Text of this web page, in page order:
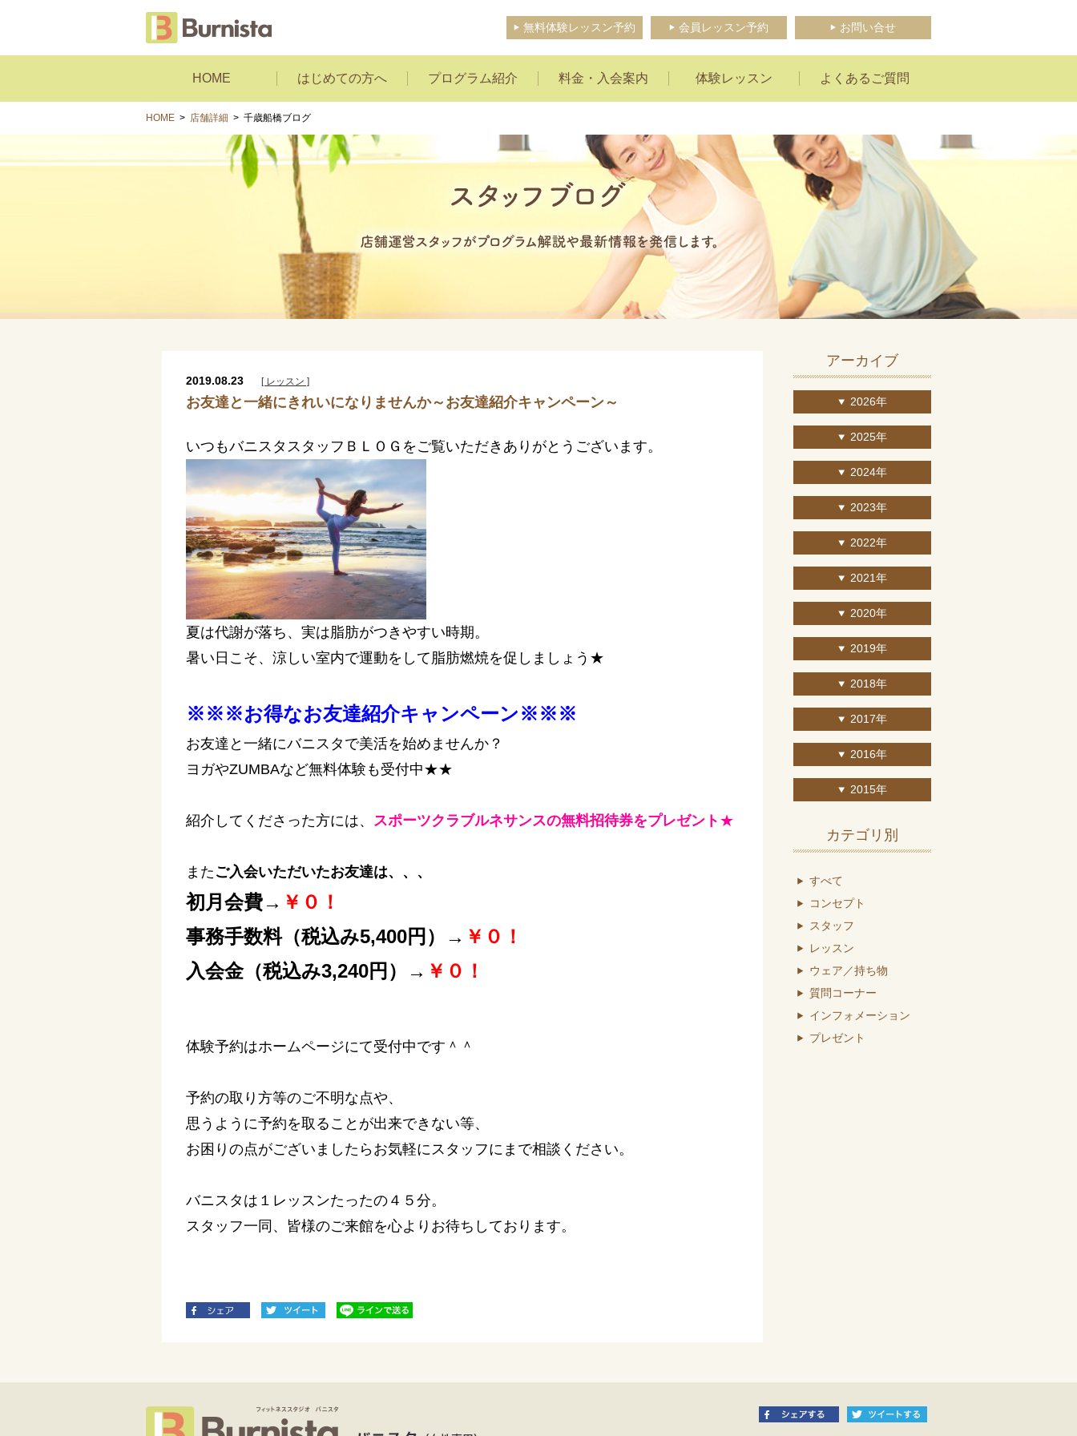
無料体験レッスン予約 会員レッスン予約 お問い合せ
HOME はじめての方へ プログラム紹介 料金・入会案内 体験レッスン よくあるご質問
HOME > 店舗詳細 > 千歳船橋ブログ
2019.08.23 [ レッスン ]
お友達と一緒にきれいになりませんか～お友達紹介キャンペーン～
いつもバニスタスタッフＢＬＯＧをご覧いただきありがとうございます。
夏は代謝が落ち、実は脂肪がつきやすい時期。
暑い日こそ、涼しい室内で運動をして脂肪燃焼を促しましょう★
※※※お得なお友達紹介キャンペーン※※※
お友達と一緒にバニスタで美活を始めませんか？
ヨガやZUMBAなど無料体験も受付中★★
紹介してくださった方には、 スポーツクラブルネサンスの無料招待券をプレゼント ★
また ご入会いただいたお友達は、、、
初月会費→ ￥０！
事務手数料（税込み5,400円）→ ￥０！
入会金（税込み3,240円）→ ￥０！
体験予約はホームページにて受付中です ＾＾
予約の取り方等のご不明な点や、
思うように予約を取ることが出来できない等、
お困りの点がございましたらお気軽にスタッフにまで相談ください。
バニスタは１レッスンたったの４５分。
スタッフ一同、皆様のご来館を心よりお待ちしております。
アーカイブ
2026年
2025年
2024年
2023年
2022年
2021年
2020年
2019年
2018年
2017年
2016年
2015年
カテゴリ別
すべて
コンセプト
スタッフ
レッスン
ウェア／持ち物
質問コーナー
インフォメーション
プレゼント